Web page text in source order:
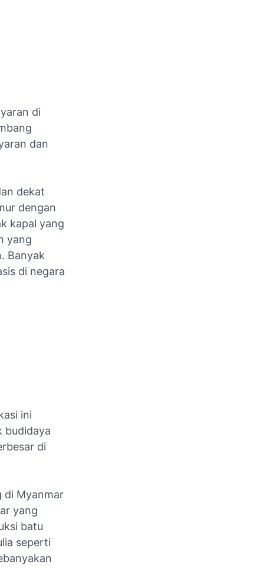
di
dan
dekat
dengan
kapal yang
yang
Banyak
di negara
ini
budidaya
di
di Myanmar
yang
batu
seperti